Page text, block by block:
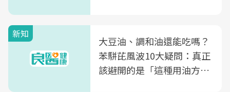
新知
大豆油、調和油還能吃嗎？
苯駢芘風波10大疑問：真正
該避開的是「這種用油方